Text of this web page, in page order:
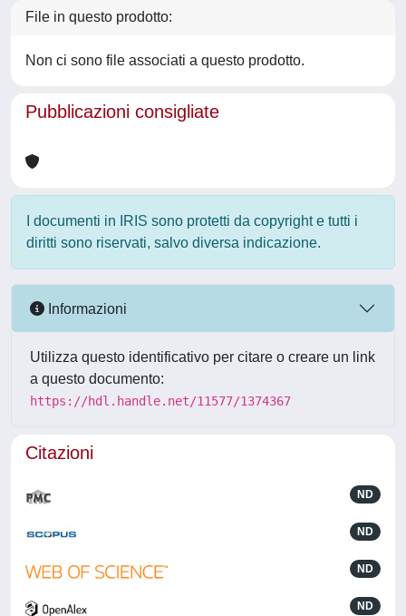
File in questo prodotto:
Non ci sono file associati a questo prodotto.
Pubblicazioni consigliate
I documenti in IRIS sono protetti da copyright e tutti i
diritti sono riservati, salvo diversa indicazione.
Informazioni
Utilizza questo identificativo per citare o creare un link
a questo documento:
https://hdl.handle.net/11577/1374367
Citazioni
ND
ND
ND
ND